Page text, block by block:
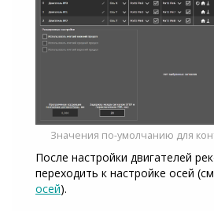
Значения по-умолчанию для
После настройки двигателей
переходить к настройке осей
осей).